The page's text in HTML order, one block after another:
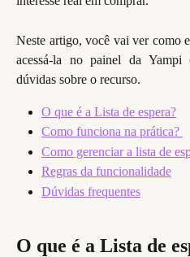
Neste artigo, você vai ver como
acessá-la no painel da
dúvidas sobre o recurso.
O que é a Lista de espera?
Como funciona na prática?
Como gerenciar a lista de
Regras da funcionalidade
Dúvidas frequentes
O que é a Lista de